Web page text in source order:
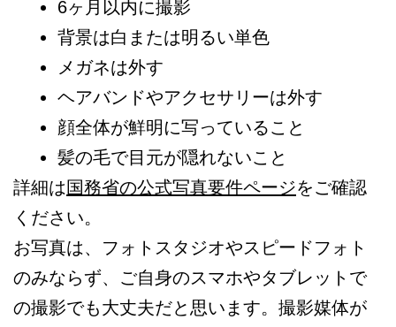
6ヶ月以内に撮影
背景は白または明るい単色
メガネは外す
ヘアバンドやアクセサリーは外す
顔全体が鮮明に写っていること
髪の毛で目元が隠れないこと
詳細は 国務省の公式写真要件ページをご確認
ください。
お写真は、フォトスタジオやスピードフォト
のみならず、ご自身のスマホやタブレットで
の撮影でも大丈夫だと思います。撮影媒体が